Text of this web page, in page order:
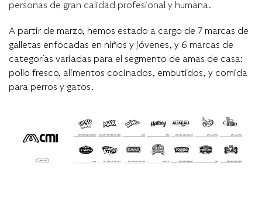
personas de gran calidad profesional y humana.
A partir de marzo, hemos estado a cargo de 7 marcas de
galletas enfocadas en niños y jóvenes, y 6 marcas de
categorías variadas para el segmento de amas de casa:
pollo fresco, alimentos cocinados, embutidos, y comida
para perros y gatos.